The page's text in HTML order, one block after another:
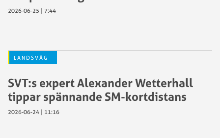
2026-06-25 | 7:44
LANDSVÄG
SVT:s expert Alexander Wetterhall
tippar spännande SM-kortdistans
2026-06-24 | 11:16